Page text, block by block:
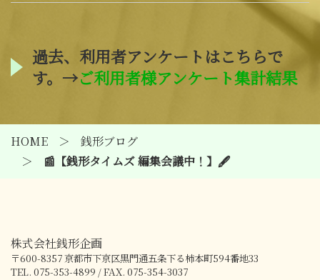
過去、利用者アンケートはこちらで
す。→ご利用者様アンケート集計結果
HOME
銭形ブログ
📰【銭形タイムズ 編集会議中！】🖋
株式会社銭形企画
〒600-8357京都市下京区黒門通五条下る柿本町594番地33
TEL. 075-353-4899 / FAX. 075-354-3037